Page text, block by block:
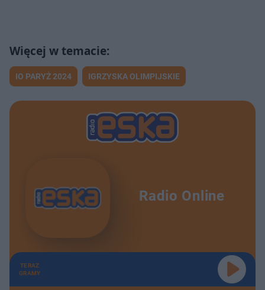
IO PARYŻ 2024 IGRZYSKA OLIMPIJSKIE
Radio Online
TERAZ
GRAMY